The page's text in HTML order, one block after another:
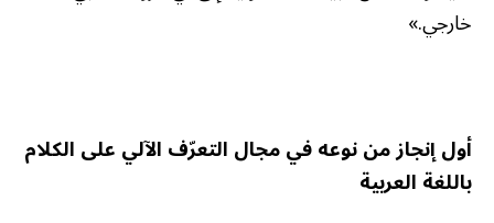
خارجي.»
أول إنجاز من نوعه في مجال التعرّف الآلي على الكلام
باللغة العربية